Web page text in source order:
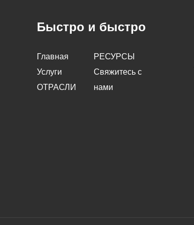
Быстро и быстро
Главная
Услуги
ОТРАСЛИ
РЕСУРСЫ
Свяжитесь с
нами